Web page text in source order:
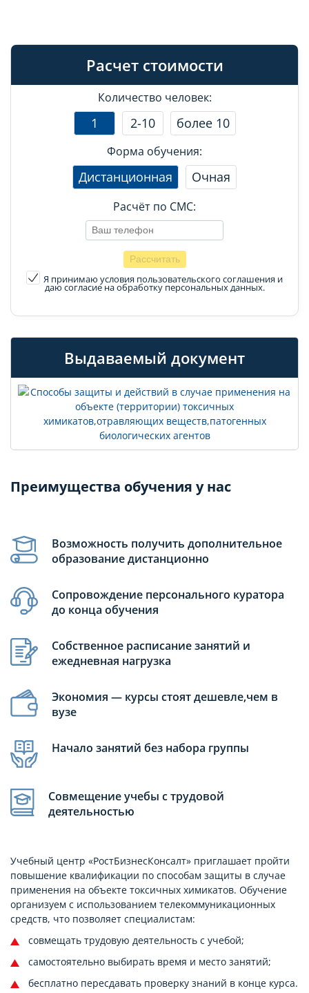
Расчет стоимости
Количество человек:
1 2-10 более 10
Форма обучения:
Дистанционная Очная
Расчёт по СМС:
Я принимаю условия пользовательского соглашения и
даю согласие на обработку персональных данных.
Выдаваемый документ
Преимущества обучения у нас
Возможность получить дополнительное
образование дистанционно
Сопровождение персонального куратора
до конца обучения
Собственное расписание занятий и
ежедневная нагрузка
Экономия — курсы стоят дешевле,чем в
вузе
Начало занятий без набора группы
Совмещение учебы с трудовой
деятельностью
Учебный центр «РостБизнесКонсалт» приглашает пройти
повышение квалификации по способам защиты в случае
применения на объекте токсичных химикатов. Обучение
организуем с использованием телекоммуникационных
средств, что позволяет специалистам:
совмещать трудовую деятельность с учебой;
самостоятельно выбирать время и место занятий;
бесплатно пересдавать проверку знаний в конце курса.